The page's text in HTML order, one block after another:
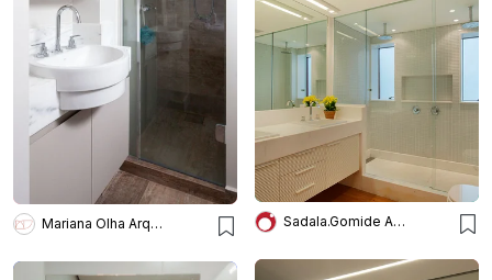
Mariana Olha Arquitetura Sadala.Gomide Arquitetura